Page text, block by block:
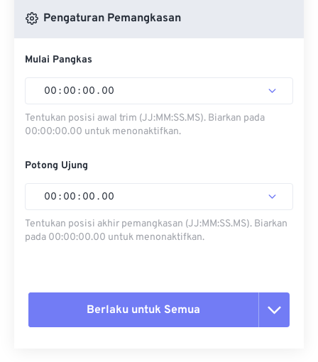
Pengaturan Pemangkasan
Mulai Pangkas
00 : 00 : 00 . 00
Tentukan posisi awal trim (JJ:MM:SS.MS). Biarkan pada
00:00:00.00 untuk menonaktifkan.
Potong Ujung
00 : 00 : 00 . 00
Tentukan posisi akhir pemangkasan (JJ:MM:SS.MS). Biarkan
pada 00:00:00.00 untuk menonaktifkan.
Berlaku untuk Semua